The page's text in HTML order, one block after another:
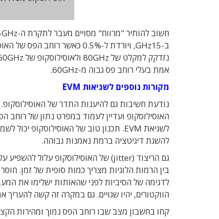
אמת בעלי רוחב פס גבוה מ-60GHz.
מקורות נוספים לשגיאות EVM
האוסילוסקופ ועדיין לעמוד במפרט נתון של רוחב
להשגת דיגיטציה ברמת נאמנות גבוהה.
בין הרמות הלוגיות מצריך כמות סופית של זמן.
לדגימה של הסיביות לפני שהאותות ישלימו את
הווקטורים, יהיו שגויים. גם במקרה זה קשה
קחו בחשבון מצב שבו רוחב הפס נמוך ומהירות